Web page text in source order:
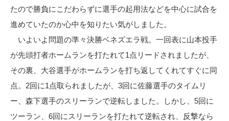
たので勝負にこだわらずに選手の起用法などを中心に試合を
進めていたのか心中を知りたい気がしました。
いよいよ問題の準々決勝ベネズエラ戦。一回表に山本投手
が先頭打者ホームランを打たれて1点リードされましたが、
その裏、大谷選手がホームランを打ち返してくれてすぐに同
点。2回に1点取られましたが、3回に佐藤選手のタイムリ
ー、森下選手のスリーランで逆転しました。しかし、5回に
ツーラン、6回にスリーランを打たれて逆転され、反撃なら